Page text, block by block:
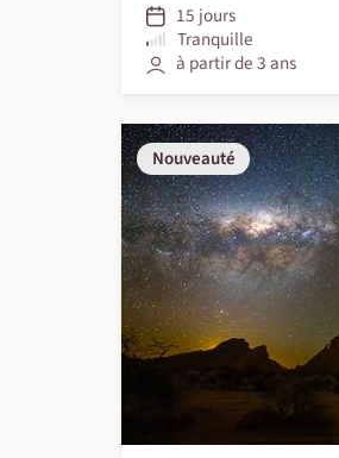
15 jours
Tranquille
à partir de 3 ans
Nouveauté